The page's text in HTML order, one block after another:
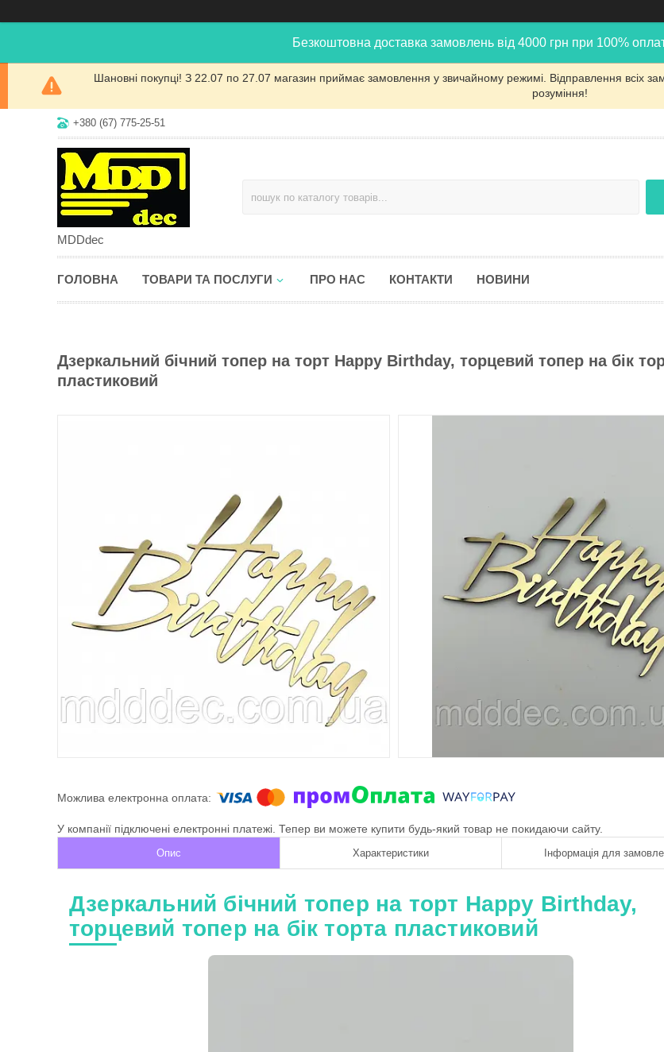
Безкоштовна доставка замовлень від 4000 грн при 100%
Шановні покупці! З 22.07 по 27.07 магазин приймає замовлення у звичайному режимі. Відправлення всіх
розуміння!
+380 (67) 775-25-51
MDDdec
ГОЛОВНА ТОВАРИ ТА ПОСЛУГИ ПРО НАС КОНТАКТИ НОВИНИ
Дзеркальний бічний топер на торт Happy Birthday, торцевий топер на бік
пластиковий
У компанії підключені електронні платежі. Тепер ви можете купити будь-який товар не покидаючи сайту.
Опис Характеристики Інформація для
Дзеркальний бічний топер на торт Happy Birthday,
торцевий топер на бік торта пластиковий